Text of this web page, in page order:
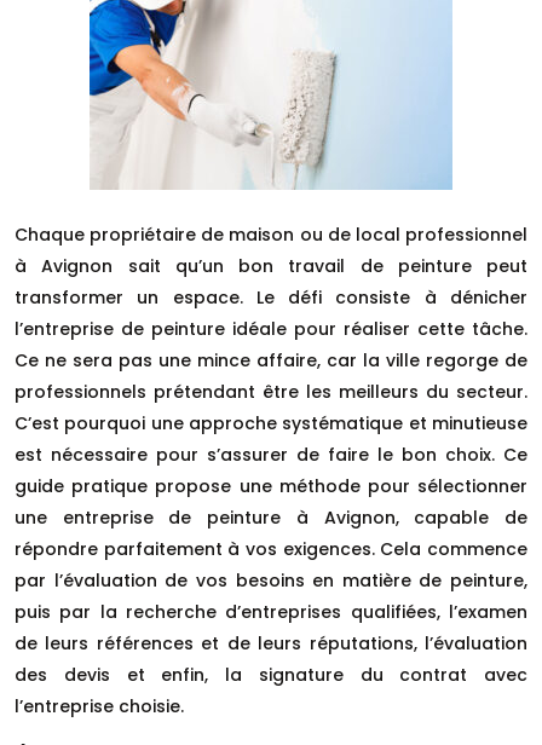
Chaque propriétaire de maison ou de local professionnel
à Avignon sait qu’un bon travail de peinture peut
transformer un espace. Le défi consiste à dénicher
l’entreprise de peinture idéale pour réaliser cette tâche.
Ce ne sera pas une mince affaire, car la ville regorge de
professionnels prétendant être les meilleurs du secteur.
C’est pourquoi une approche systématique et minutieuse
est nécessaire pour s’assurer de faire le bon choix. Ce
guide pratique propose une méthode pour sélectionner
une entreprise de peinture à Avignon, capable de
répondre parfaitement à vos exigences. Cela commence
par l’évaluation de vos besoins en matière de peinture,
puis par la recherche d’entreprises qualifiées, l’examen
de leurs références et de leurs réputations, l’évaluation
des devis et enfin, la signature du contrat avec
l’entreprise choisie.